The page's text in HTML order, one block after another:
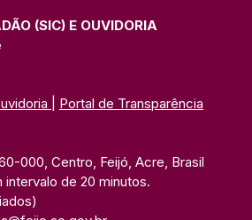
(SIC) E OUVIDORIA
Portal de Transparência
000, Centro, Feijó, Acre, Brasil
intervalo de 20 minutos.